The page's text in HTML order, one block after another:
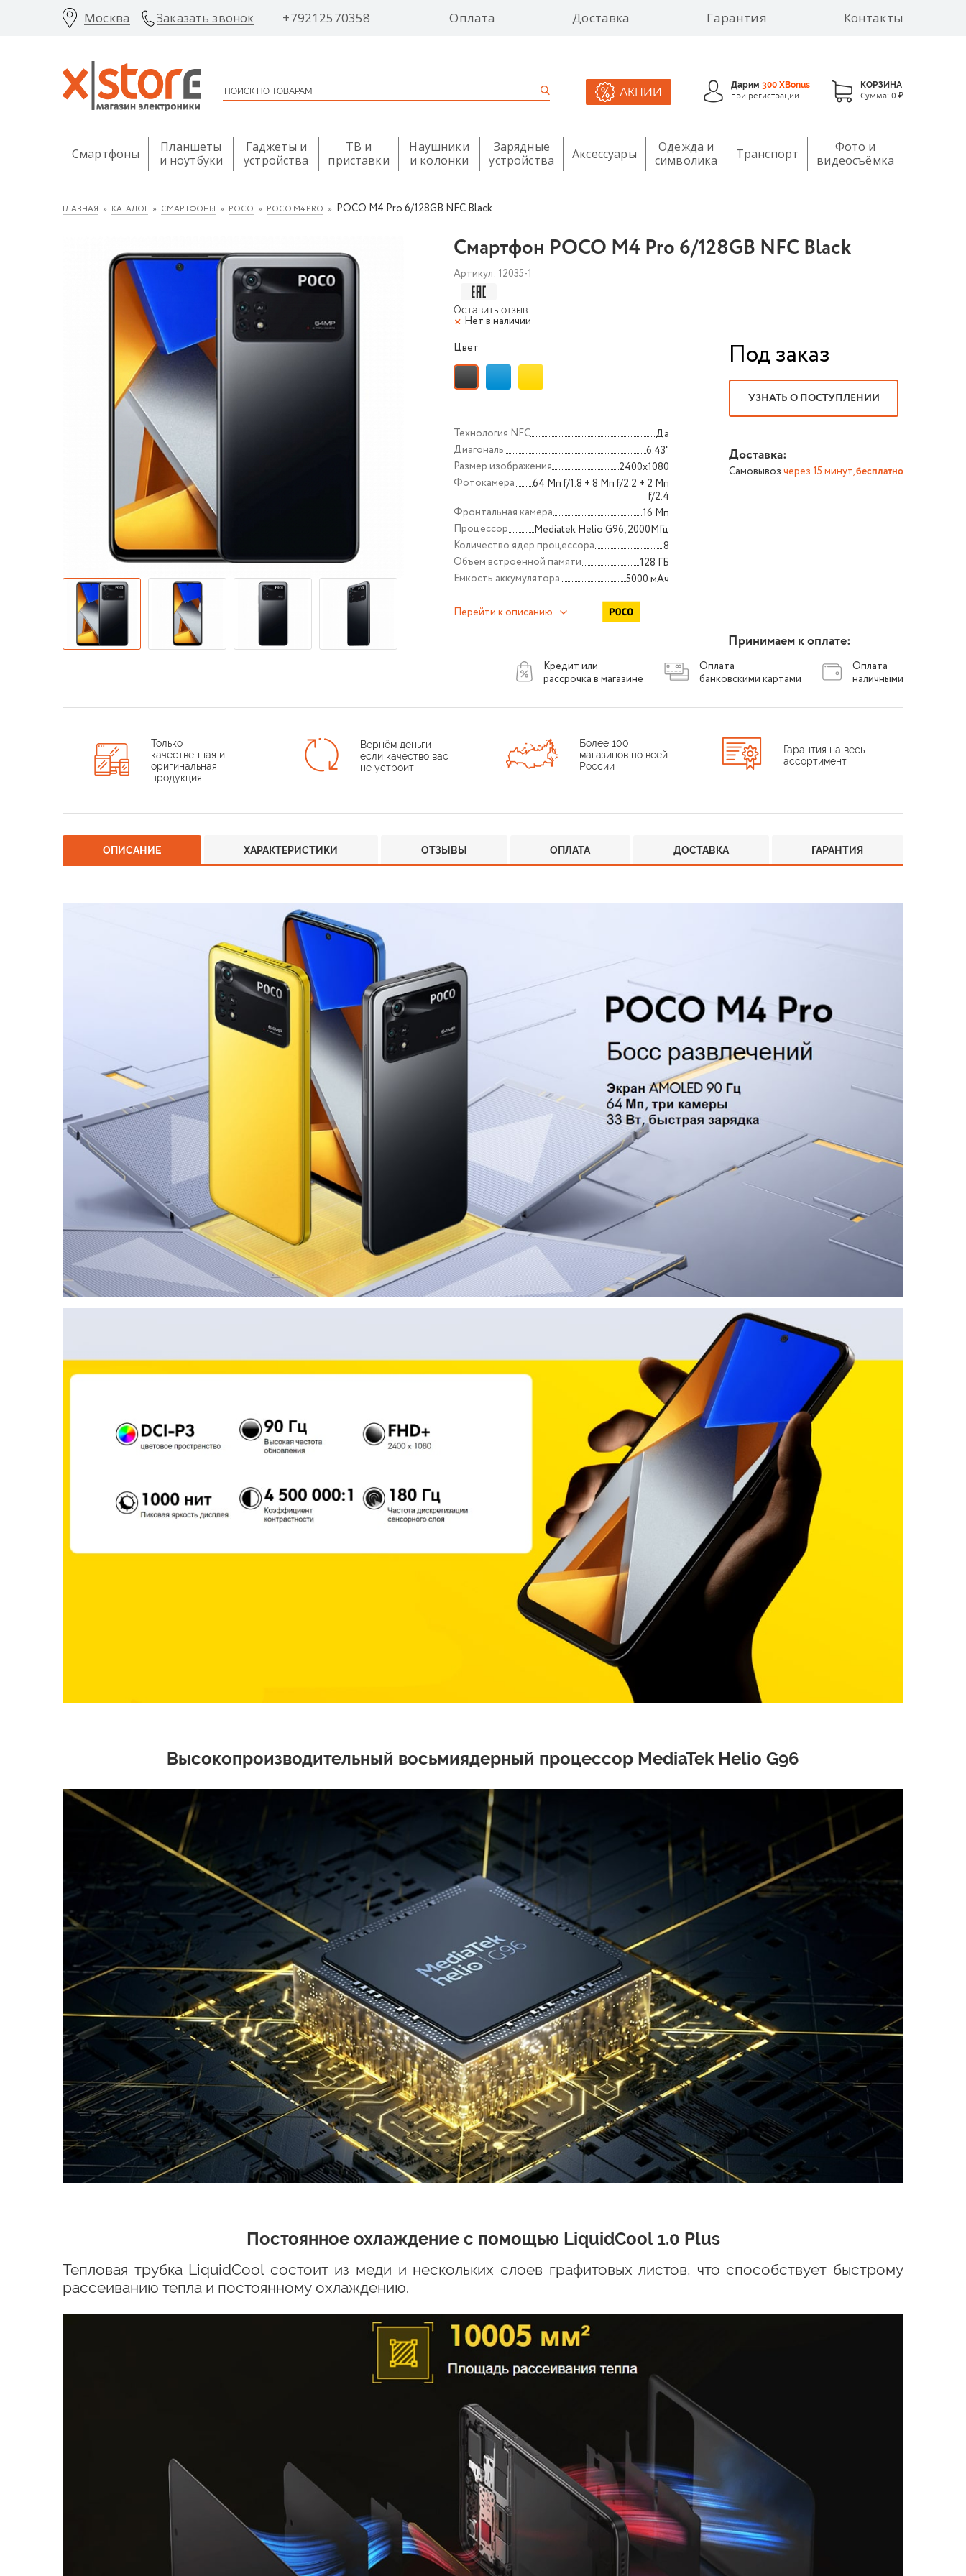
Москва Заказать звонок +79212570358 Оплата Доставка Гарантия Контакты
АКЦИИ
Дарим 300 XBonus
при регистрации
КОРЗИНА
Сумма: 0 ₽
Смартфоны
Планшеты
и ноутбуки
Гаджеты и
устройства
ТВ и
приставки
Наушники
и колонки
Зарядные
устройства
Аксессуары
Одежда и
символика
Транспорт
Фото и
видеосъёмка
ГЛАВНАЯ КАТАЛОГ СМАРТФОНЫ POCO POCO M4 PRO POCO M4 Pro 6/128GB NFC Black
Смартфон POCO M4 Pro 6/128GB NFC Black
Артикул: 12035-1
Оставить отзыв
Нет в наличии
Цвет
Технология NFС
Да
Диагональ
6.43"
Размер изображения
2400x1080
Фотокамера
64 Мп f/1.8 + 8 Мп f/2.2 + 2 Мп
f/2.4
Фронтальная камера
16 Мп
Процессор
Mediatek Helio G96, 2000МГц
Количество ядер процессора
8
Объем встроенной памяти
128 ГБ
Емкость аккумулятора
5000 мAч
Перейти к описанию
Под заказ
УЗНАТЬ О ПОСТУПЛЕНИИ
Доставка:
Самовывоз через 15 минут,бесплатно
Принимаем к оплате:
Оплата
наличными
Оплата
банковскими картами
Кредит или
рассрочка в магазине
Только
качественная и
оригинальная
продукция
Вернём деньги
если качество вас
не устроит
Более 100
магазинов по всей
России
Гарантия на весь
ассортимент
ОПИСАНИЕ ХАРАКТЕРИСТИКИ ОТЗЫВЫ ОПЛАТА ДОСТАВКА ГАРАНТИЯ
Высокопроизводительный восьмиядерный процессор MediaTek Helio G96
Постоянное охлаждение с помощью LiquidCool 1.0 Plus
Тепловая трубка LiquidCool состоит из меди и нескольких слоев графитовых листов, что способствует быстрому
рассеиванию тепла и постоянному охлаждению.